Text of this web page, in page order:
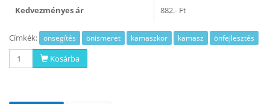
Kedvezményes ár 882.- Ft
Címkék: önsegítés önismeret kamaszkor kamasz önfejlesztés
Kosárba